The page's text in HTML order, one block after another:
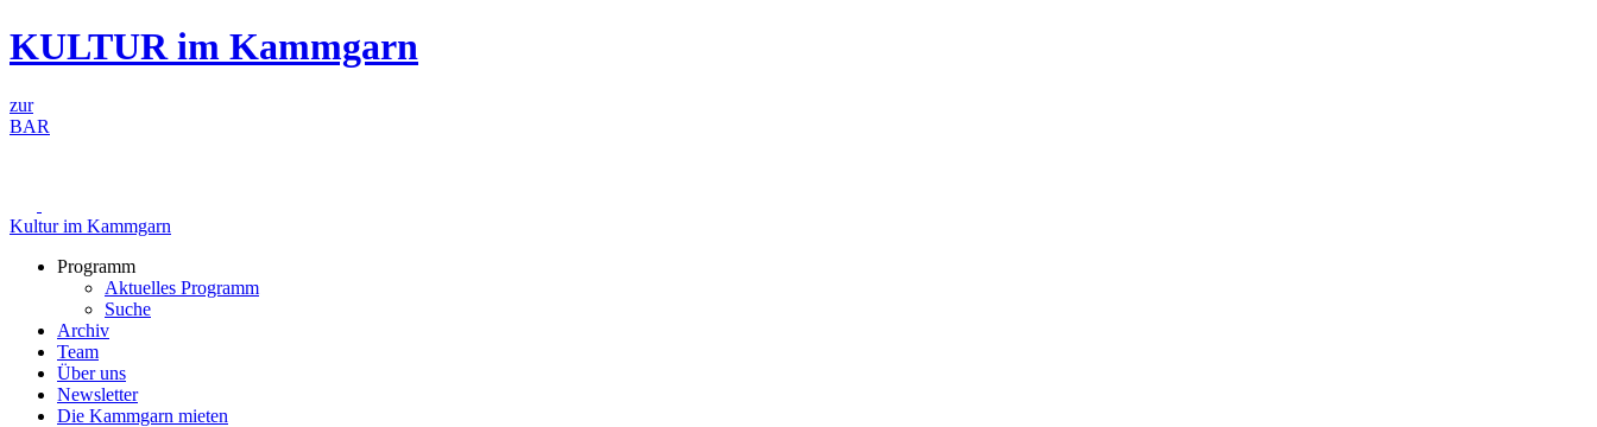
Zum
Inhalt
KULTUR im Kammgarn
zur
BAR
Kultur im Kammgarn
Programm
Aktuelles Programm
Suche
Archiv
Team
Über uns
Newsletter
Die Kammgarn mieten